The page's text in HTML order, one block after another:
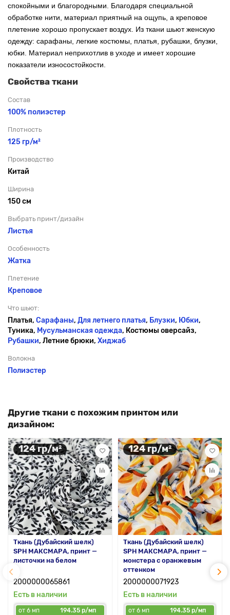
спокойными и благородными. Благодаря специальной
обработке нити, материал приятный на ощупь, а креповое
плетение хорошо пропускает воздух. Из ткани шьют женскую
одежду: сарафаны, легкие костюмы, платья, рубашки, блузки,
юбки. Материал неприхотлив в уходе и имеет хорошие
показатели износостойкости.
Свойства ткани
Состав
100% полиэстер
Плотность
125 гр/м²
Производство
Китай
Ширина
150 см
Выбрать принт/дизайн
Листья
Особенность
Жатка
Плетение
Креповое
Что шьют:
Платья, Сарафаны, Для летнего платья, Блузки, Юбки,
Туника, Мусульманская одежда, Костюмы оверсайз,
Рубашки, Летние брюки, Хиджаб
Волокна
Полиэстер
Другие ткани с похожим принтом или
дизайном:
124 гр/м²
Ткань (Дубайский шелк)
SPH МАКСМАРА, принт —
листочки на белом
2000000065861
Есть в наличии
от 6 мп 194.35 р/мп
124 гр/м²
Ткань (Дубайский шелк)
SPH МАКСМАРА, принт —
монстера с оранжевым
оттенком
2000000071923
Есть в наличии
от 6 мп 194.35 р/мп